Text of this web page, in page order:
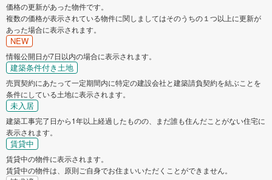
価格の更新があった物件です。
複数の価格が表示されている物件に関しましてはそのうちの１つ以上に更新が
あった場合に表示されます。
NEW
情報公開日が7日以内の場合に表示されます。
建築条件付き土地
売買契約にあたって一定期間内に特定の建設会社と建築請負契約を結ぶことを
条件にしている土地に表示されます。
未入居
建築工事完了日から1年以上経過したものの、まだ誰も住んだことがない住宅に
表示されます。
賃貸中
賃貸中の物件に表示されます。
賃貸中の物件は、原則ご自身でお住まいいただくことができません。